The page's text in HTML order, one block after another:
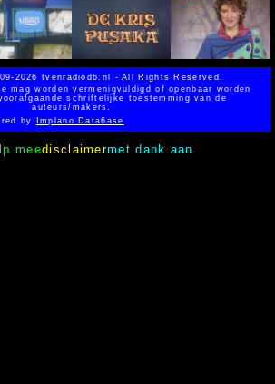
2026 tvenradiodb.nl - All Rights Reserved.
mag worden vermenigvuldigd of openbaar worden
schriftelijke toestemming van de
auteurs/makers.
byImplano Data6ase
meedisclaimermet dank aan